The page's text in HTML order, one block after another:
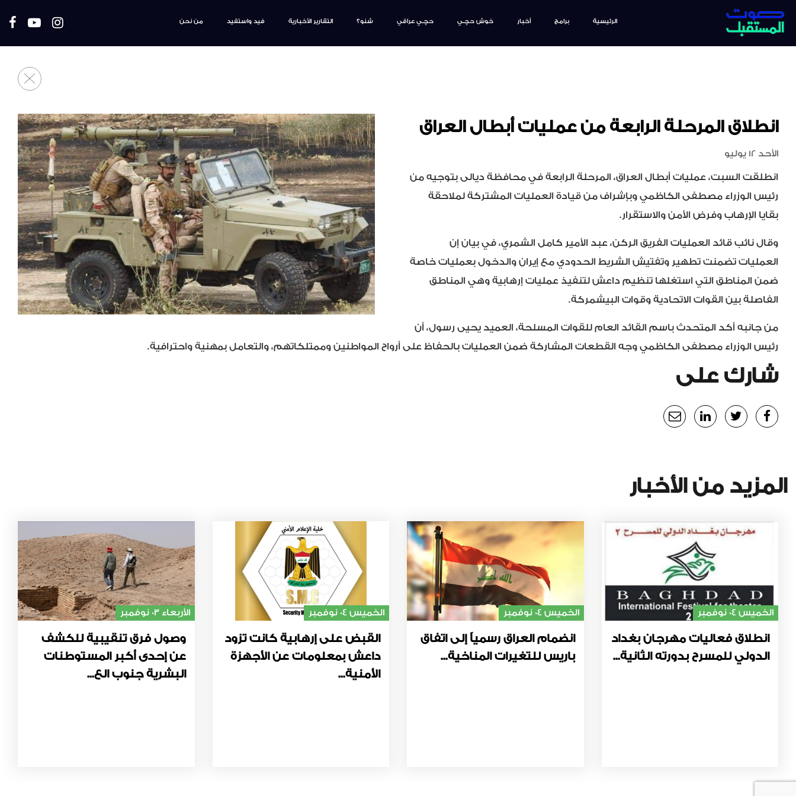
الرئيسية برامج أخبار خوش حچـي حچـي عراقي شنو؟ التقارير الأخبارية فيد واستفيد من نحن
انطلاق المرحلة الرابعة من عمليات أبطال العراق
الأحد 12 يوليو
انطلقت السبت، عمليات أبطال العراق، المرحلة الرابعة في محافظة ديالى بتوجيه من
رئيس الوزراء مصطفى الكاظمي وبإشراف من قيادة العمليات المشتركة لملاحقة
بقايا الإرهاب وفرض الأمن والاستقرار.
وقال نائب قائد العمليات الفريق الركن، عبد الأمير كامل الشمري، في بيان إن
العمليات تضمنت تطهير وتفتيش الشريط الحدودي مع إيران والدخول بعمليات خاصة
ضمن المناطق التي استغلها تنظيم داعش لتنفيذ عمليات إرهابية وهي المناطق
الفاصلة بين القوات الاتحادية وقوات البيشمركة.
من جانبه أكد المتحدث باسم القائد العام للقوات المسلحة، العميد يحيى رسول، أن
رئيس الوزراء مصطفى الكاظمي وجه القطعات المشاركة ضمن العمليات بالحفاظ على أرواح المواطنين وممتلكاتهم، والتعامل بمهنية واحترافية.
شارك على
المزيد من الأخبار
الخميس 04 نوفمبر
انطلاق فعاليات مهرجان بغداد
الدولي للمسرح بدورته الثانية...
الخميس 04 نوفمبر
انضمام العراق رسمياً إلى اتفاق
باريس للتغيرات المناخية...
الخميس 04 نوفمبر
القبض على إرهابية كانت تزود
داعش بمعلومات عن الأجهزة
الأمنية...
الأربعاء 03 نوفمبر
وصول فرق تنقيبية للكشف
عن إحدى أكبر المستوطنات
البشرية جنوب الع...